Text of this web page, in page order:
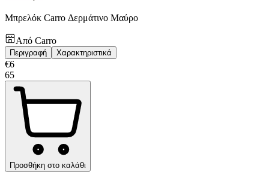
Μπρελόκ Carro Δερμάτινο Μαύρο
Από Carro
Περιγραφή Χαρακτηριστικά
€6
65
Προσθήκη στο καλάθι